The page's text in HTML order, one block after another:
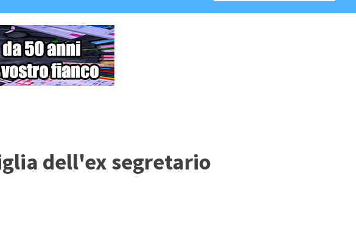
dell'ex segretario